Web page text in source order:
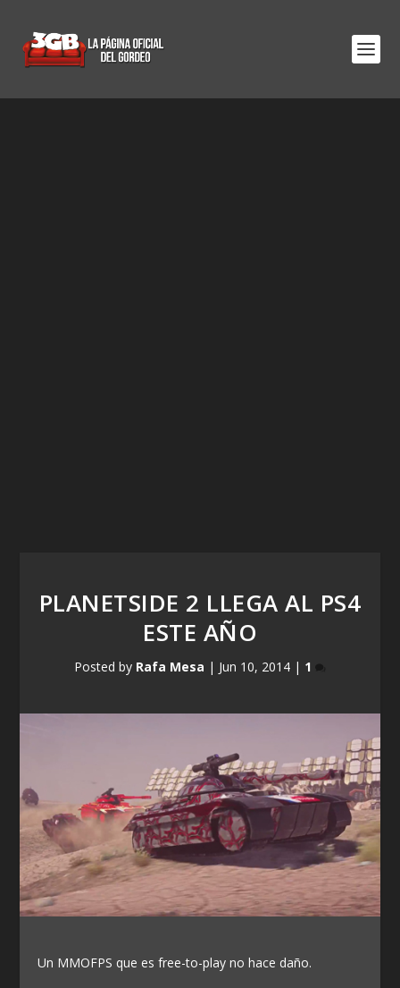
PLANETSIDE 2 LLEGA AL PS4
ESTE AÑO
Posted by Rafa Mesa | Jun 10, 2014 | 1
Un MMOFPS que es free-to-play no hace daño.